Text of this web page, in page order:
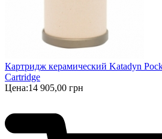
Картридж керамический Katadyn
Cartridge
Цена:14 905,00 грн